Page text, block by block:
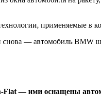
применяемые в
— автомобиль BMW
Flat — ими оснащены